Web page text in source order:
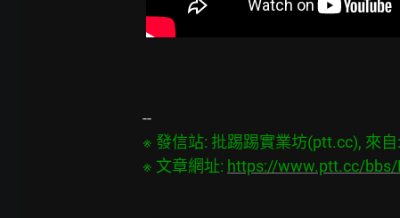
※ 發信站: 批踢踢實業坊(ptt.cc), 來
※ 文章網址: https://www.ptt.cc/bbs/